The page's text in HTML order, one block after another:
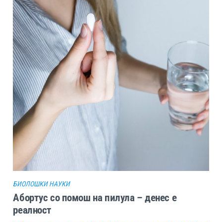
БИОЛОШКИ НАУКИ
Абортус со помош на пилула – денес е
реалност